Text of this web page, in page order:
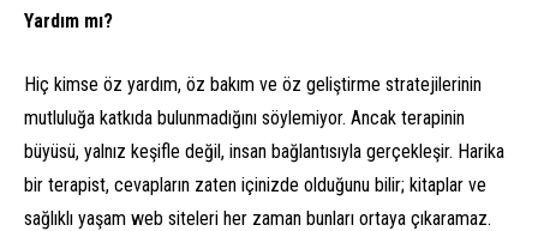
Yardım mı?
Hiç kimse öz yardım, öz bakım ve öz geliştirme stratejilerinin
mutluluğa katkıda bulunmadığını söylemiyor. Ancak terapinin
büyüsü, yalnız keşifle değil, insan bağlantısıyla gerçekleşir. Harika
bir terapist, cevapların zaten içinizde olduğunu bilir; kitaplar ve
sağlıklı yaşam web siteleri her zaman bunları ortaya çıkaramaz.